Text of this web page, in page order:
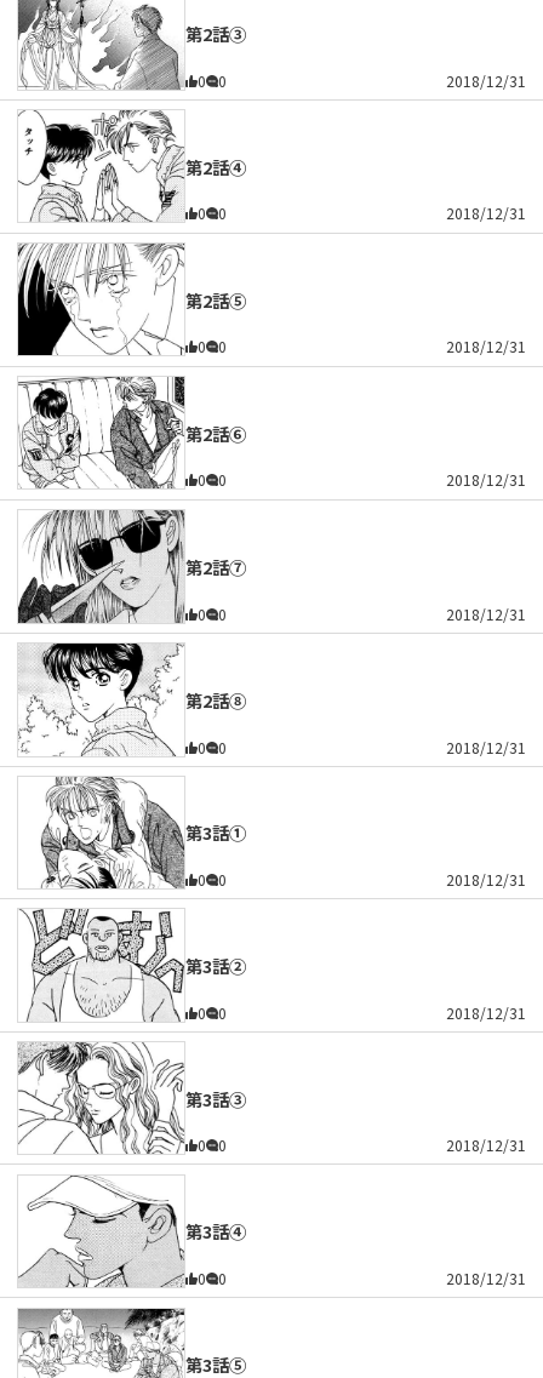
第2話③
0 0 2018/12/31
第2話④
0 0 2018/12/31
第2話⑤
0 0 2018/12/31
第2話⑥
0 0 2018/12/31
第2話⑦
0 0 2018/12/31
第2話⑧
0 0 2018/12/31
第3話①
0 0 2018/12/31
第3話②
0 0 2018/12/31
第3話③
0 0 2018/12/31
第3話④
0 0 2018/12/31
第3話⑤